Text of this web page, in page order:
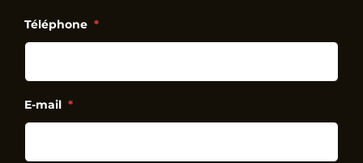
Téléphone *
E-mail *